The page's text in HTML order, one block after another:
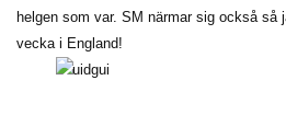
helgen som var. SM närmar sig också
vecka i England!